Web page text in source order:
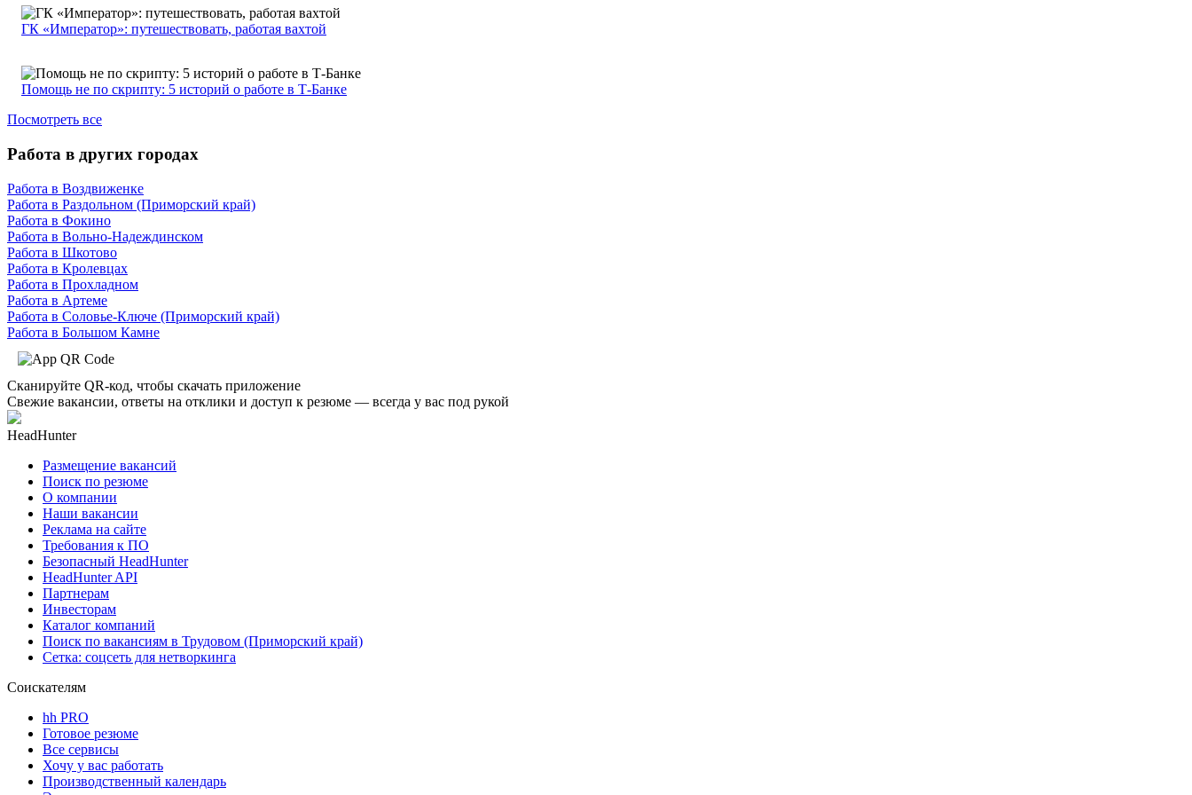
ГК «Император»: путешествовать, работая вахтой
Помощь не по скрипту: 5 историй о работе в Т-Банке
Посмотреть все
Работа в других городах
Работа в Воздвиженке
Работа в Раздольном (Приморский край)
Работа в Фокино
Работа в Вольно-Надеждинском
Работа в Шкотово
Работа в Кролевцах
Работа в Прохладном
Работа в Артеме
Работа в Соловье-Ключе (Приморский край)
Работа в Большом Камне
Сканируйте QR-код, чтобы скачать приложение
Свежие вакансии, ответы на отклики и доступ к резюме — всегда у вас под рукой
HeadHunter
Размещение вакансий
Поиск по резюме
О компании
Наши вакансии
Реклама на сайте
Требования к ПО
Безопасный HeadHunter
HeadHunter API
Партнерам
Инвесторам
Каталог компаний
Поиск по вакансиям в Трудовом (Приморский край)
Сетка: соцсеть для нетворкинга
Соискателям
hh PRO
Готовое резюме
Все сервисы
Хочу у вас работать
Производственный календарь